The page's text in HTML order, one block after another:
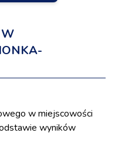
W
w miejscowości
wyników